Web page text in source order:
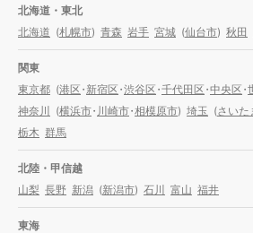
北海道・東北
北海道 (札幌市) 青森 岩手 宮城 (仙台市) 秋田
関東
東京都 (港区・新宿区・渋谷区・千代田区・中央区・
神奈川
(横浜市・川崎市・相模原市) 埼玉 (さいた
栃木 群馬
北陸・甲信越
山梨 長野 新潟 (新潟市) 石川 富山 福井
東海